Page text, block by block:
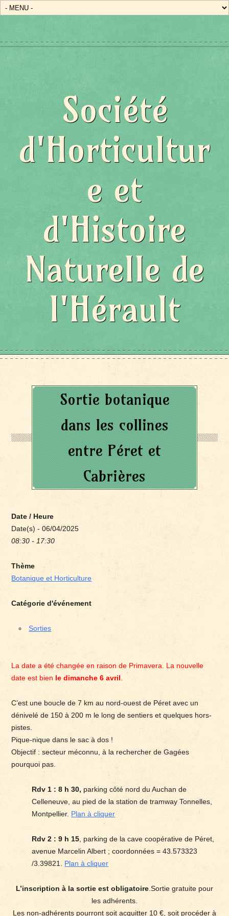
Société
d'Horticultur
e et
d'Histoire
Naturelle de
l'Hérault
Sortie botanique
dans les collines
entre Péret et
Cabrières
Date / Heure
Date(s) - 06/04/2025
08:30 - 17:30
Thème
Botanique et Horticulture
Catégorie d'événement
Sorties
La date a été changée en raison de Primavera. La nouvelle
date est bien le dimanche 6 avril
C’est une boucle de 7 km au nord-ouest de Péret avec un
dénivelé de 150 à 200 m le long de sentiers et quelques hors-
pistes.
Pique-nique dans le sac à dos !
Objectif : secteur méconnu, à la rechercher de Gagées
pourquoi pas.
Rdv 1 : 8 h 30, parking côté nord du Auchan de
Celleneuve, au pied de la station de tramway Tonnelles,
Montpellier. Plan à cliquer
Rdv 2 : 9 h 15 , parking de la cave coopérative de Péret,
avenue Marcelin Albert ; coordonnées = 43.573323
/3.39821. Plan à cliquer
L’inscription à la sortie est obligatoire .Sortie gratuite pour
les adhérents.
Les non-adhérents pourront soit acquitter 10 €, soit procéder à